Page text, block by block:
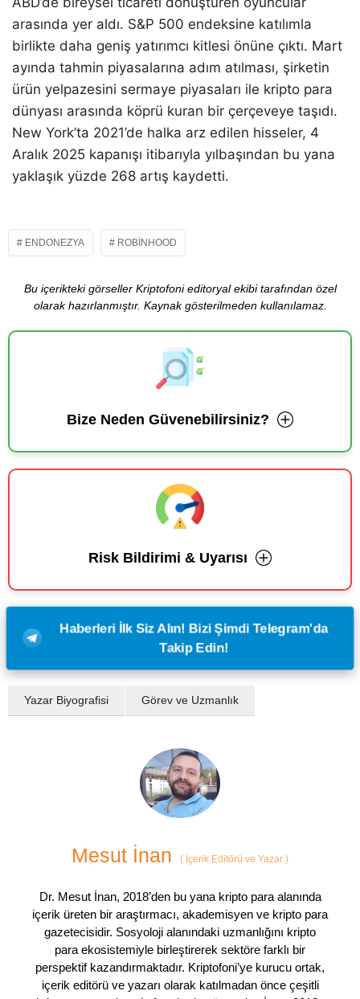
arasında yer aldı. S&P 500 endeksine katılımla
birlikte daha geniş yatırımcı kitlesi önüne çıktı. Mart
ayında tahmin piyasalarına adım atılması, şirketin
ürün yelpazesini sermaye piyasaları ile kripto para
dünyası arasında köprü kuran bir çerçeveye taşıdı.
New York’ta 2021’de halka arz edilen hisseler, 4
Aralık 2025 kapanışı itibarıyla yılbaşından bu yana
yaklaşık yüzde 268 artış kaydetti.
ENDONEZYA ROBINHOOD
Bu içerikteki görseller Kriptofoni editoryal ekibi tarafından özel
olarak hazırlanmıştır. Kaynak gösterilmeden kullanılamaz.
Bize Neden Güvenebilirsiniz?
Risk Bildirimi & Uyarısı
Haberleri İlk Siz Alın! Bizi Şimdi Telegram'da
Takip Edin!
Yazar Biyografisi Görev ve Uzmanlık
Mesut İnan ( İçerik Editörü ve Yazar )
Dr. Mesut İnan, 2018’den bu yana kripto para alanında
içerik üreten bir araştırmacı, akademisyen ve kripto para
gazetecisidir. Sosyoloji alanındaki uzmanlığını kripto
para ekosistemiyle birleştirerek sektöre farklı bir
perspektif kazandırmaktadır. Kriptofoni’ye kurucu ortak,
içerik editörü ve yazarı olarak katılmadan önce çeşitli